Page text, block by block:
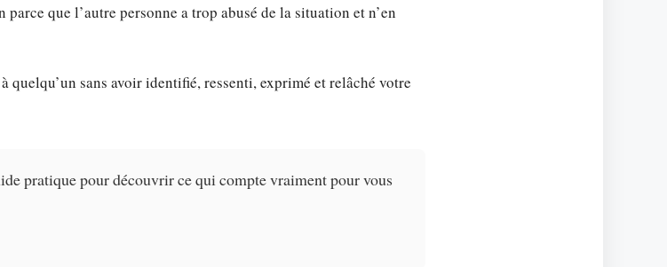
que l’autre personne a trop abusé de la situation et n’en
quelqu’un sans avoir identifié, ressenti, exprimé et relâché votre
pratique pour découvrir ce qui compte vraiment pour vous